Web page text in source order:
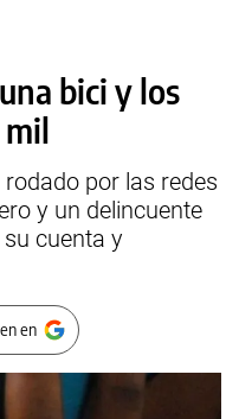
bici y los
por las redes
y un delincuente
cuenta y
en